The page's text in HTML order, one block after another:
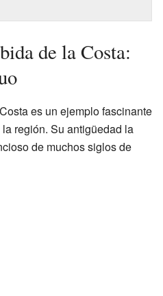
de la Costa:
es un ejemplo fascinante
región. Su antigüedad la
de muchos siglos de